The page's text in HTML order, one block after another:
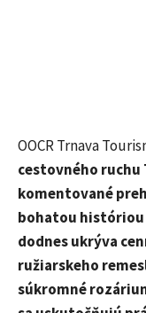
OOCR Trnava
cestovného ruchu
komentované
bohatou
dodnes ukrýva
ružiarskeho
súkromné